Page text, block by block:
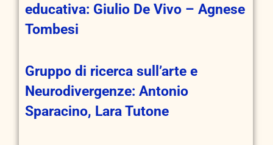
educativa: Giulio De Vivo – Agnese
Tombesi
Gruppo di ricerca sull’arte e
Neurodivergenze: Antonio
Sparacino, Lara Tutone